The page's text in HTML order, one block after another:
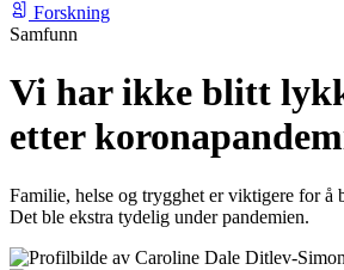
Forskning
Samfunn
Vi har ikke blitt
etter
Familie, helse og trygghet er viktigere for å
Det ble ekstra tydelig under pandemien.